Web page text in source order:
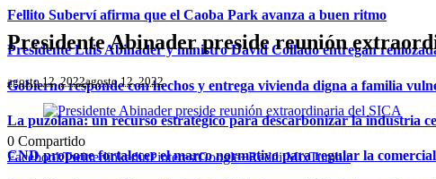
Fellito Suberví afirma que el Caoba Park avanza a buen ritmo
Presidente Luis Abinader y ministro David Collado entregan
Gobierno responde con hechos y entrega vivienda digna a familia
La puzolana: un recurso estratégico para descarbonizar la industria
CND propone fortalecer el marco normativo para regular la
Presidente Abinader preside reunión
agosto 12, 2022agosto 12, 2022
0 Compartido
FacebookTwitterlinkedinPinterestGoogle+RedditMixTumblr